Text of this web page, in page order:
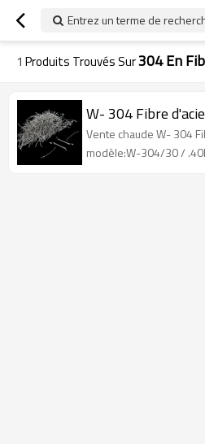
Entrez un terme de
1 Produits Trouvés Sur304 En
W- 304 Fibre
Vente chaude W- 304
modèle:W-304/30 /